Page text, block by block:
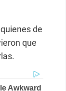
de
que